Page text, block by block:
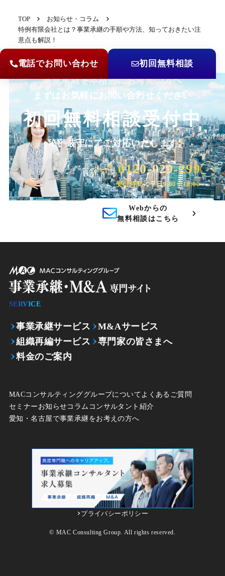
TOP
お知らせ・コラム
特例有限会社とは？事業承継の手順や方法、知っておきたい注
意点も解説！
電話でお問い合わせ 初回無料相談
事業承継を本格的にお考えの方へ
まずはお気軽にお問い合わせください
初回無料相談受付中
秘密厳守にてご対応いたします。
TEL.0120-029-299
受付時間／平日9:00〜18:00
Webからの
無料相談はこちら
SERVICE
事業承継サービス
M&Aサービス
組織再編サービス
専門家の皆さまへ
料金のご案内
MACコンサルティンググループについてよくあるご質問
セミナーお知らせコラム コンサルタント紹介
愛知・名古屋で事業承継をお考えの方へ
プライバシーポリシー
© MAC Consulting Group. All rights reserved.